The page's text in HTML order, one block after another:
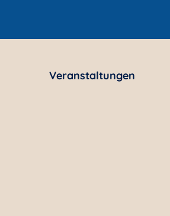
Veranstaltungen